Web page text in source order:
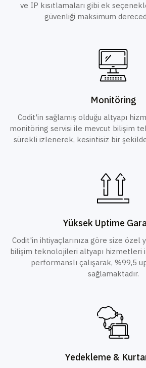
ve IP kısıtlamaları gibi ek
güvenliği maksimum
Monitöring
Codit'in sağlamış olduğu altyapı
monitöring servisi ile mevcut bilişim
sürekli izlenerek, kesintisiz bir şekilde
Yüksek Uptime
Codit'in ihtiyaçlarınıza göre size özel
bilişim teknolojileri altyapı hizmetleri
performanslı çalışarak, %99,5
sağlamaktadır.
Yedekleme &